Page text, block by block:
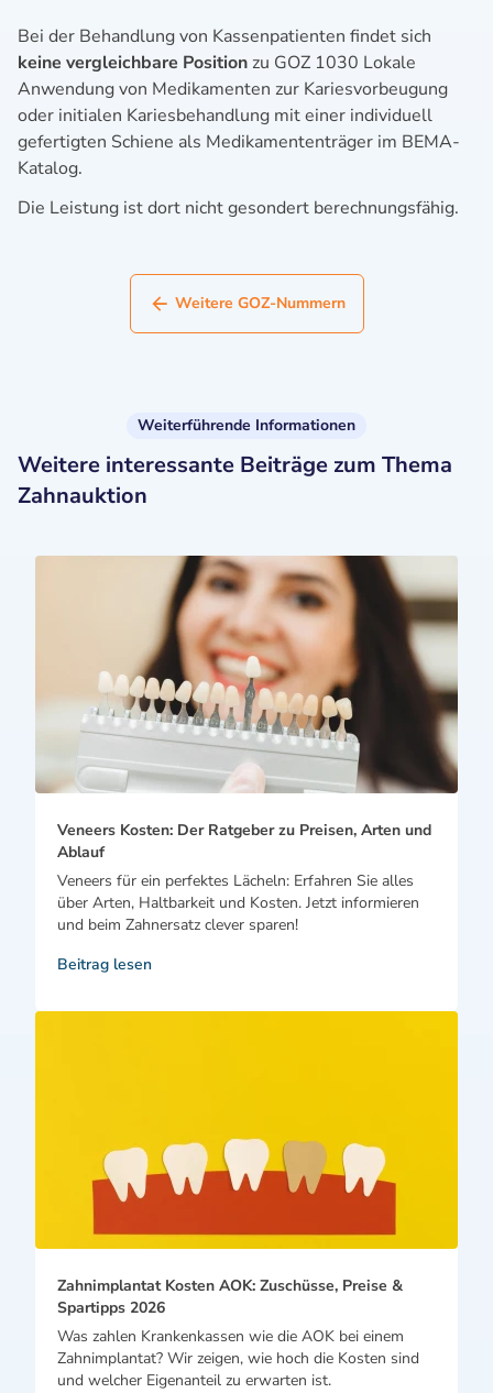
Bei der Behandlung von Kassenpatienten findet sich
keine vergleichbare Position zu GOZ 1030 Lokale
Anwendung von Medikamenten zur Kariesvorbeugung
oder initialen Kariesbehandlung mit einer individuell
gefertigten Schiene als Medikamententräger im BEMA-
Katalog.
Die Leistung ist dort nicht gesondert berechnungsfähig.
Weitere GOZ-Nummern
Weiterführende Informationen
Weitere interessante Beiträge zum Thema
Zahnauktion
Veneers Kosten: Der Ratgeber zu Preisen, Arten und
Ablauf
Veneers für ein perfektes Lächeln: Erfahren Sie alles
über Arten, Haltbarkeit und Kosten. Jetzt informieren
und beim Zahnersatz clever sparen!
Beitrag lesen
Zahnimplantat Kosten AOK: Zuschüsse, Preise &
Spartipps 2026
Was zahlen Krankenkassen wie die AOK bei einem
Zahnimplantat? Wir zeigen, wie hoch die Kosten sind
und welcher Eigenanteil zu erwarten ist.